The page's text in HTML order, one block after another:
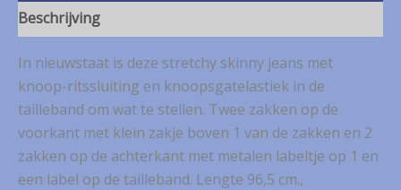
mt.
164
aantal
Beschrijving
In nieuwstaat is deze stretchy skinny jeans met
knoop-ritssluiting en knoopsgatelastiek in de
tailleband om wat te stellen. Twee zakken op de
voorkant met klein zakje boven 1 van de zakken en 2
zakken op de achterkant met metalen labeltje op 1 en
een label op de tailleband. Lengte 96,5 cm.,